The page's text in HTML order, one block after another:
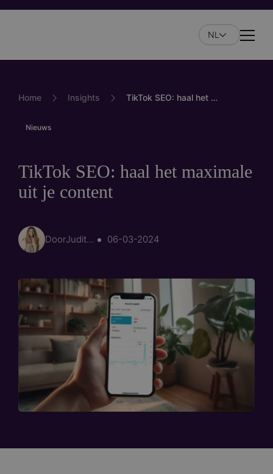
Overslaan
NL
Home Insights TikTok SEO: haal het maximale uit je content
Nieuws
TikTok SEO: haal het maximale
uit je content
Door Judith de Rooij 06-03-2024